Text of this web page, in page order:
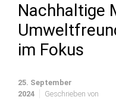
Nachhaltige
im Fokus
25. September
2024
Geschrieben von